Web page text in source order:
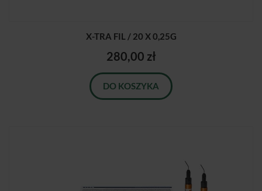
X-TRA FIL / 20 X 0,25G
280,00 zł
DO KOSZYKA